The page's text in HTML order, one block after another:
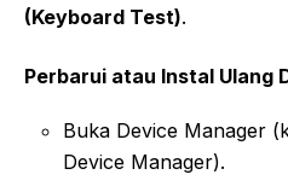
(Keyboard Test).
Perbarui atau Instal Ulang
Buka Device Manager
Device Manager).